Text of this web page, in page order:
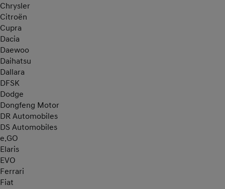
Chrysler
Citroën
Cupra
Dacia
Daewoo
Daihatsu
Dallara
DFSK
Dodge
Dongfeng Motor
DR Automobiles
DS Automobiles
e.GO
Elaris
EVO
Ferrari
Fiat